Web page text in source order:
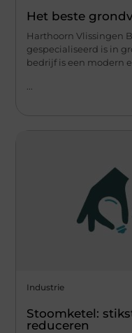
Het beste
Harthoorn Vlissingen
gespecialiseerd is in
bedrijf is een modern
Industrie
Stoomketel:
reduceren